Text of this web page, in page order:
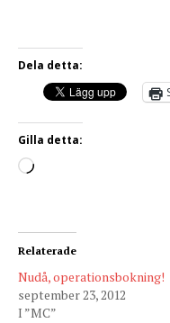
Dela detta:
Gilla detta:
Relaterade
Nudå, operationsbokning!
september 23, 2012
I ”MC”